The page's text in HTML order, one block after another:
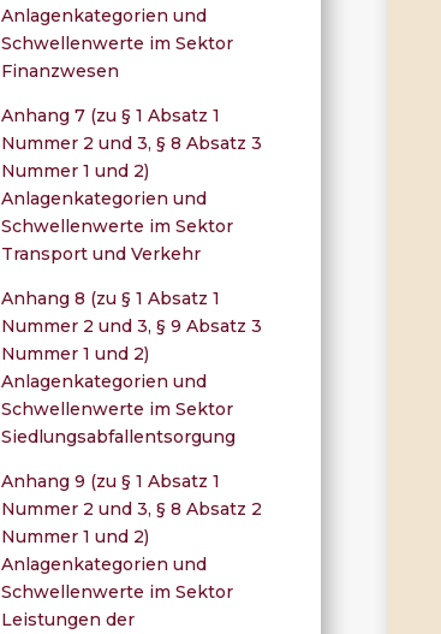
Anlagenkategorien und
Schwellenwerte im Sektor
Finanzwesen
Anhang 7 (zu § 1 Absatz 1
Nummer 2 und 3, § 8 Absatz 3
Nummer 1 und 2)
Anlagenkategorien und
Schwellenwerte im Sektor
Transport und Verkehr
Anhang 8 (zu § 1 Absatz 1
Nummer 2 und 3, § 9 Absatz 3
Nummer 1 und 2)
Anlagenkategorien und
Schwellenwerte im Sektor
Siedlungsabfallentsorgung
Anhang 9 (zu § 1 Absatz 1
Nummer 2 und 3, § 8 Absatz 2
Nummer 1 und 2)
Anlagenkategorien und
Schwellenwerte im Sektor
Leistungen der